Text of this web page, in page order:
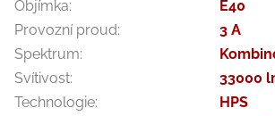
Objímka:
E40
Provozní proud:
3 A
Spektrum:
Svítivost:
33000
Technologie:
HPS